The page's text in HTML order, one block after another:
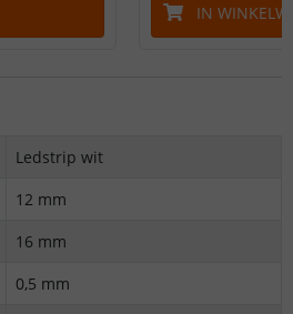
IN
Ledstrip wit
12 mm
16 mm
0,5 mm